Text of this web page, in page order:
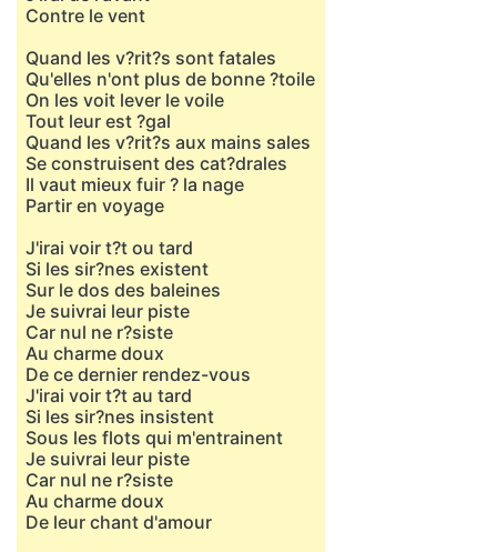
Contre le vent
Quand les v?rit?s sont fatales
Qu'elles n'ont plus de bonne ?toile
On les voit lever le voile
Tout leur est ?gal
Quand les v?rit?s aux mains sales
Se construisent des cat?drales
Il vaut mieux fuir ? la nage
Partir en voyage
J'irai voir t?t ou tard
Si les sir?nes existent
Sur le dos des baleines
Je suivrai leur piste
Car nul ne r?siste
Au charme doux
De ce dernier rendez-vous
J'irai voir t?t au tard
Si les sir?nes insistent
Sous les flots qui m'entrainent
Je suivrai leur piste
Car nul ne r?siste
Au charme doux
De leur chant d'amour